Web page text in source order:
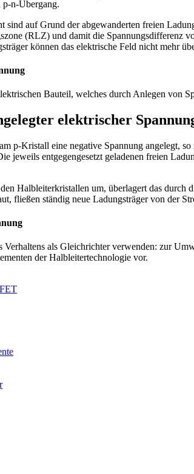
n-Übergang.
sind auf Grund der abgewanderten freien
(RLZ) und damit die
können das elektrische Feld nicht mehr
Bauteil, welches durch Anlegen von
elektrischer
p-Kristall eine negative Spannung angelegt,
jeweils entgegengesetzt geladenen freien
Halbleiterkristallen um, überlagert das durch
fließen ständig neue Ladungsträger von der
Verhaltens als Gleichrichter verwenden: zur
der Halbleitertechnologie vor.